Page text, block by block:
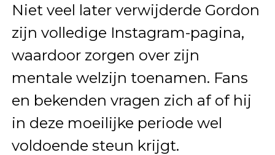
Niet veel later verwijderde Gordon
zijn volledige Instagram-pagina,
waardoor zorgen over zijn
mentale welzijn toenamen. Fans
en bekenden vragen zich af of hij
in deze moeilijke periode wel
voldoende steun krijgt.